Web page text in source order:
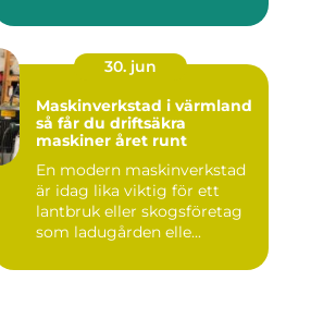
30. jun
Maskinverkstad i värmland
så får du driftsäkra
maskiner året runt
En modern maskinverkstad
är idag lika viktig för ett
lantbruk eller skogsföretag
som ladugården elle...